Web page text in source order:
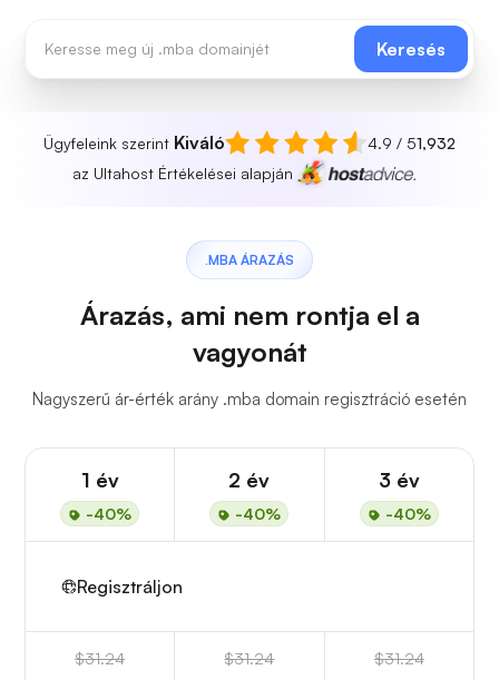
Keresés
Ügyfeleink szerint Kiváló 4.9 / 51,932
az Ultahost Értékelései alapján
.MBA ÁRAZÁS
Árazás, ami nem rontja el a
vagyonát
Nagyszerű ár-érték arány .mba domain regisztráció esetén
1 év
-40%
2 év
-40%
3 év
-40%
Regisztráljon
$31.24 $31.24 $31.24